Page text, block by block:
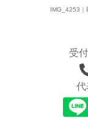
IMG_4253｜
受